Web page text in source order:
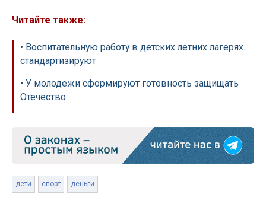
Читайте также:
• Воспитательную работу в детских летних лагерях
стандартизируют
• У молодежи сформируют готовность защищать
Отечество
дети спорт деньги